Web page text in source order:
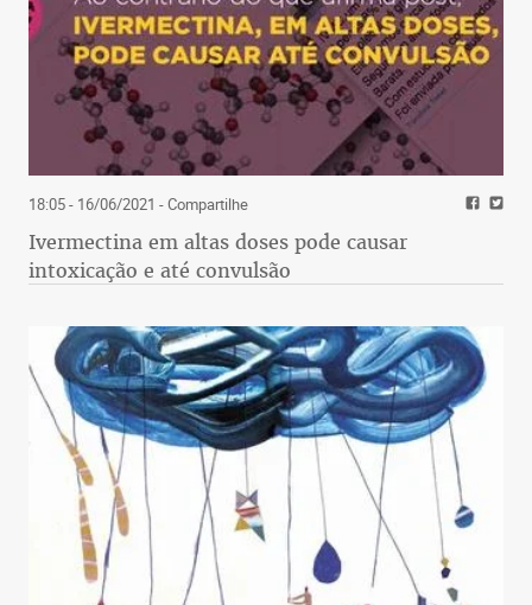
18:05 - 16/06/2021 - Compartilhe
Ivermectina em altas doses pode causar
intoxicação e até convulsão